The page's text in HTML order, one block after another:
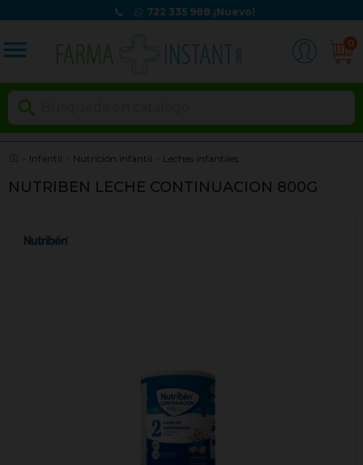
722 335 988 ¡Nuevo!
menu 0

Infantil Nutrición infantil Leches infantiles
NUTRIBEN LECHE CONTINUACION 800G